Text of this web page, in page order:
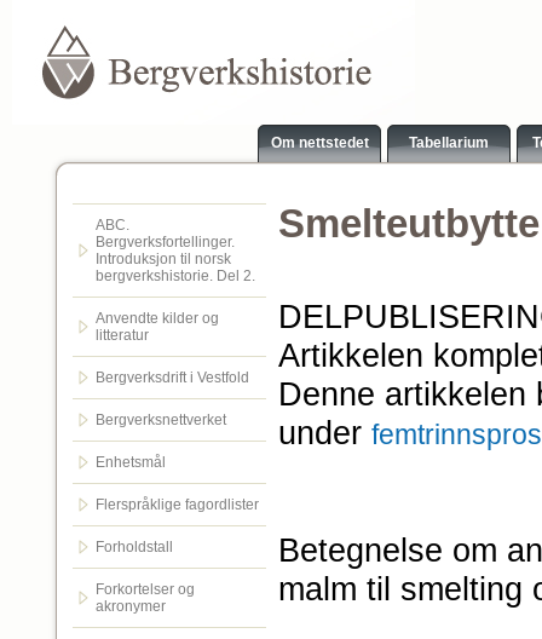
Om nettstedet Tabellarium
ABC.
Bergverksfortellinger.
Introduksjon til norsk
bergverkshistorie. Del 2.
Anvendte kilder og
litteratur
Bergverksdrift i Vestfold
Bergverksnettverket
Enhetsmål
Flerspråklige fagordlister
Forholdstall
Forkortelser og
akronymer
Smelteutbytte
Artikkelen
Denne artikkelen
under
Betegnelse om
malm til smelting